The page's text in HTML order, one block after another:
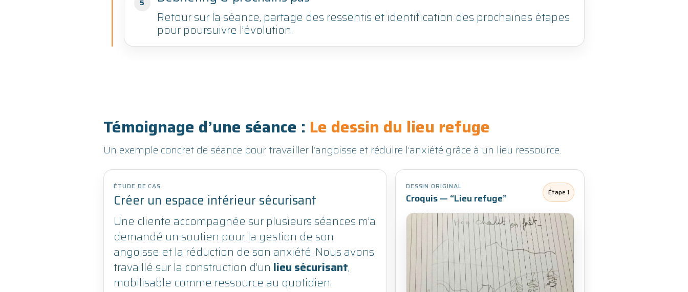
5
Retour sur la séance, partage des ressentis et identification des prochaines étapes
pour poursuivre l’évolution.
Témoignage d’une séance : Le dessin du lieu refuge
Un exemple concret de séance pour travailler l’angoisse et réduire l’anxiété grâce à un lieu ressource.
ÉTUDE DE CAS
Créer un espace intérieur sécurisant
Une cliente accompagnée sur plusieurs séances m’a
demandé un soutien pour la gestion de son
angoisse et la réduction de son anxiété. Nous avons
travaillé sur la construction d’un lieu sécurisant,
mobilisable comme ressource au quotidien.
DESSIN ORIGINAL
Croquis — “Lieu refuge” Étape 1